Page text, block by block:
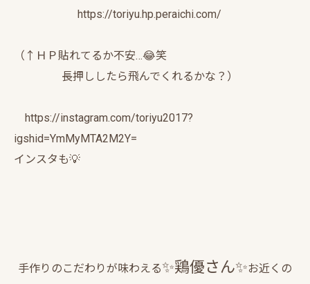
https://toriyu.hp.peraichi.com/
（↑ＨＰ貼れてるか不安…😂笑
長押ししたら飛んでくれるかな？）
https://instagram.com/toriyu2017?
igshid=YmMyMTA2M2Y=
インスタも💡
手作りのこだわりが味わえる✨鶏優さん✨お近くの